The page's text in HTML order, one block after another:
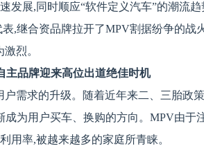
发展,同时顺应“软件定义汽车”的潮流
,继合资品牌拉开了MPV割据纷争的战
烈。
主品牌迎来高位出道绝佳时机
需求的升级。随着近年来二、三胎政
成为用户买车、换购的方向。MPV由于
用率,被越来越多的家庭所青睐。